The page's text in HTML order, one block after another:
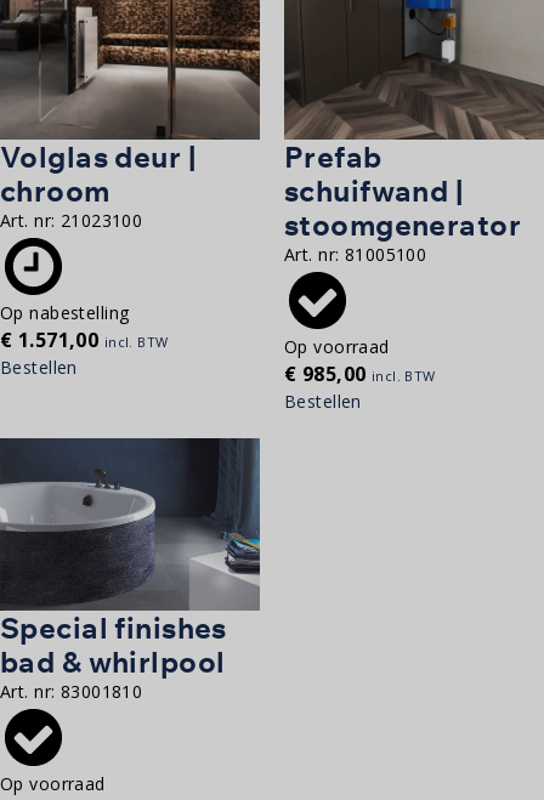
Volglas deur |
chroom
Art. nr: 21023100
Op nabestelling
€ 1.571,00 incl. BTW
Bestellen
Prefab
schuifwand |
stoomgenerator
Art. nr: 81005100
Op voorraad
€ 985,00 incl. BTW
Bestellen
Special finishes
bad & whirlpool
Art. nr: 83001810
Op voorraad